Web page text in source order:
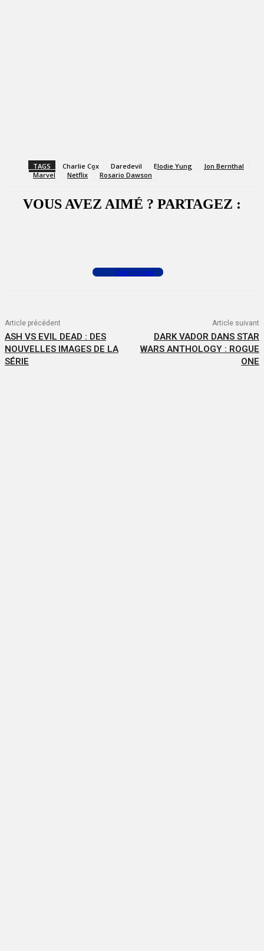
TAGS Charlie Cox Daredevil Elodie Yung
Jon Bernthal
Marvel
Netflix Rosario Dawson
VOUS AVEZ AIMÉ ? PARTAGEZ :
Commenter
Article précédent
ASH VS EVIL DEAD : DES
NOUVELLES IMAGES DE LA
SÉRIE
Article suivant
DARK VADOR DANS STAR
WARS ANTHOLOGY : ROGUE
ONE